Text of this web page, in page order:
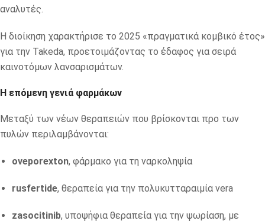
αναλυτές.
Η διοίκηση χαρακτήρισε το 2025 «πραγματικά κομβικό έτος»
για την Takeda, προετοιμάζοντας το έδαφος για σειρά
καινοτόμων λανσαρισμάτων.
Η επόμενη γενιά φαρμάκων
Μεταξύ των νέων θεραπειών που βρίσκονται προ των
πυλών περιλαμβάνονται:
oveporexton, φάρμακο για τη ναρκοληψία
rusfertide, θεραπεία για την πολυκυτταραιμία vera
zasocitinib, υποψήφια θεραπεία για την ψωρίαση, με